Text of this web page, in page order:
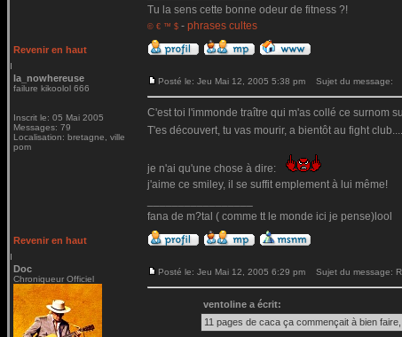
Tu la sens cette bonne odeur de fitness ?!
© € ™ $ - phrases cultes
Revenir en haut
la_nowhereuse
failure kikoolol 666
Inscrit le: 05 Mai 2005
Messages: 79
Localisation: bretagne, ville
pom
Posté le: Jeu Mai 12, 2005 5:38 pm Sujet du message:
C'est toi l'immonde traître qui m'as collé ce surnom
T'es découvert, tu vas mourir, a bientôt au fight club....
je n'ai qu'une chose à dire:
j'aime ce smiley, il se suffit emplement à lui même!
fana de m?tal ( comme tt le monde ici je pense)lool
Revenir en haut
Doc
Chroniqueur Officiel
Posté le: Jeu Mai 12, 2005 6:29 pm Sujet du message:
ventoline a écrit:
11 pages de caca ça commençait à bien